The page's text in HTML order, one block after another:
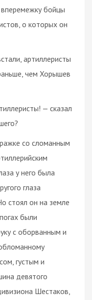
бойцы
о которых он
артиллеристы
чем Хорышев
— сказал
со сломанным
у него была
глаза
стоял он на земле
были
с оборванным и
густым и
девятого
Шестаков,